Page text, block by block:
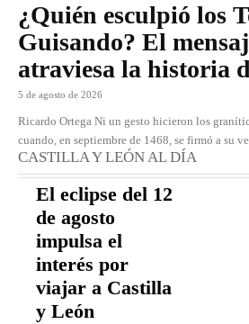
¿Quién esculpió los
Guisando? El
atraviesa la historia
5 de agosto de 2026
Ricardo Ortega Ni un gesto hicieron los graníticos Toros de Guisando
cuando, en septiembre de 1468, se firmó a su
CASTILLA Y LEÓN AL DÍA
El eclipse del 12
de agosto
impulsa el
interés por
viajar a Castilla
y León